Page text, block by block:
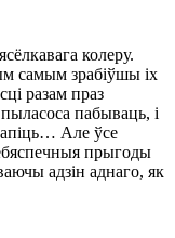
колеру.
самым зрабіўшы іх
разам праз
пабываць, і
Але ўсе
прыгоды
адзін аднаго, як